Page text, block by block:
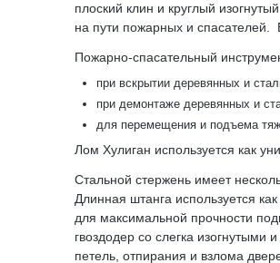
плоский клин и круглый
на пути пожарных и спасателей.
Пожарно-спасательный
при вскрытии деревянных и
при демонтаже деревянных и
для перемещения и подъема
Лом Хулиган используется как
Стальной стержень имеет
Длинная штанга используется
для максимальной прочности
гвоздодер со слегка
петель, отпирания и взлома